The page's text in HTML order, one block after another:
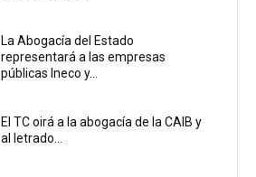
La Abogacía del Estado
representará a las empresas
públicas Ineco y...
El TC oirá a la abogacía de la CAIB y
al letrado...